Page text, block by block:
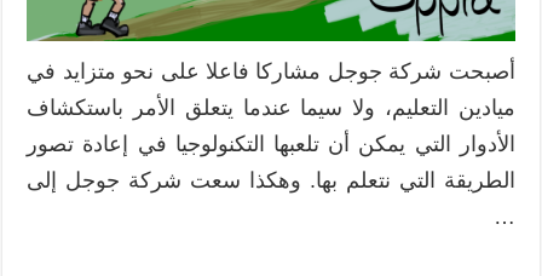
أصبحت شركة جوجل مشاركا فاعلا على نحو متزايد في
ميادين التعليم، ولا سيما عندما يتعلق الأمر باستكشاف
الأدوار التي يمكن أن تلعبها التكنولوجيا في إعادة تصور
الطريقة التي نتعلم بها. وهكذا سعت شركة جوجل إلى
…